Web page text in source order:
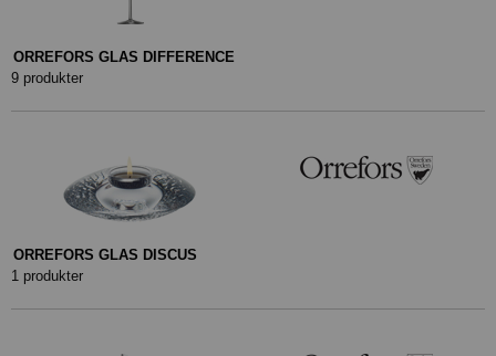
ORREFORS GLAS DIFFERENCE
9 produkter
ORREFORS GLAS DISCUS
1 produkter